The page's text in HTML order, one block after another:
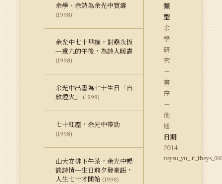
余學、余詩為余光中賀壽
(1998)
余光中七十華誕，對壘永恆
─重九的午後，為詩人暖壽
(1998)
余光中出書為七十生日「自
放煙火」
(1998)
七十紅塵，余光中帶勁
(1998)
山大安排下午茶，余光中暢
談詩情─生日前夕發豪語，
人生七十才開始 (1998)
類
型
余
學
研
究
－
書
序
－
他
述
日期
2014